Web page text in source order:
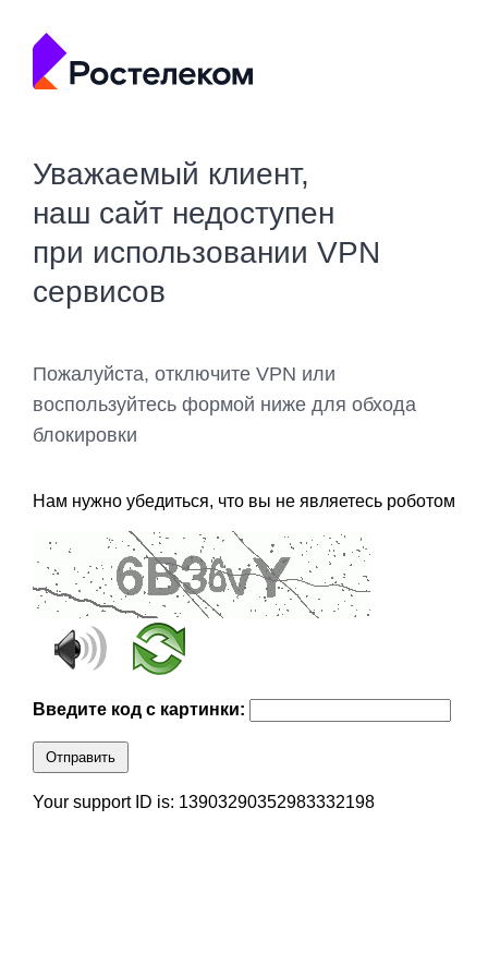
Уважаемый клиент,
наш сайт недоступен
при использовании VPN
сервисов
Пожалуйста, отключите VPN или
воспользуйтесь формой ниже для обхода
блокировки
Нам нужно убедиться, что вы не являетесь роботом
Введите код с картинки:
Отправить
Your support ID is: 13903290352983332198